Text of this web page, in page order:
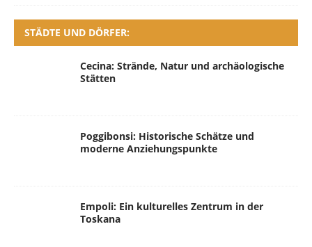
STÄDTE UND DÖRFER:
Cecina: Strände, Natur und archäologische
Stätten
Poggibonsi: Historische Schätze und
moderne Anziehungspunkte
Empoli: Ein kulturelles Zentrum in der
Toskana